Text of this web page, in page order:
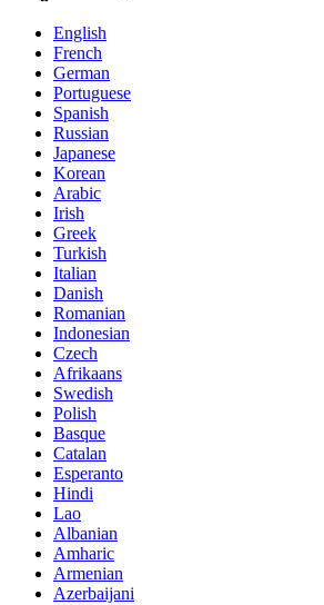
English
French
German
Portuguese
Spanish
Russian
Japanese
Korean
Arabic
Irish
Greek
Turkish
Italian
Danish
Romanian
Indonesian
Czech
Afrikaans
Swedish
Polish
Basque
Catalan
Esperanto
Hindi
Lao
Albanian
Amharic
Armenian
Azerbaijani